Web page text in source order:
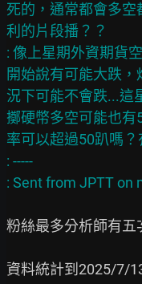
死的，通常都會多
利的片段播？？
: 像上星期外資期貨
開始說有可能大跌
況下可能不會跌...這
擲硬幣多空可能也
率可以超過50趴嗎？
: -----
粉絲最多分析師有五
資料統計到2025/7/